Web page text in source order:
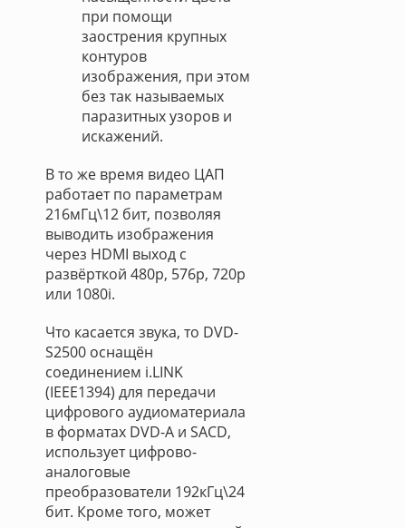
при помощи
заострения крупных
контуров
изображения, при этом
без так называемых
паразитных узоров и
искажений.
В то же время видео ЦАП
работает по параметрам
216мГц\12 бит, позволяя
выводить изображения
через HDMI выход с
развёрткой 480p, 576p, 720p
или 1080i.
Что касается звука, то DVD-
S2500 оснащён
соединением i.LINK
(IEEE1394) для передачи
цифрового аудиоматериала
в форматах DVD-A и SACD,
использует цифрово-
аналоговые
преобразователи 192кГц\24
бит. Кроме того, может